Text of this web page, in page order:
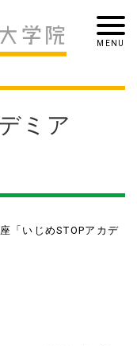
デミア
「いじめSTOPアカデ